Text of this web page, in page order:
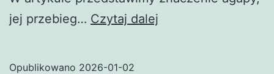
jej przebieg… Czytaj dalej
Opublikowano 2026-01-02